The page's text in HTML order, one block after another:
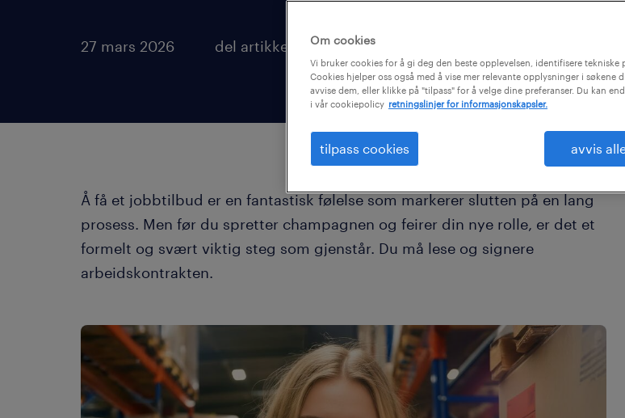
27 mars 2026 del artikkel:
Å få et jobbtilbud er en fantastisk følelse som markerer slutten på en lang
prosess. Men før du spretter champagnen og feirer din nye rolle, er det et
formelt og svært viktig steg som gjenstår. Du må lese og signere
arbeidskontrakten.
Om cookies
Vi bruker cookies for å gi deg den beste opplevelsen, identifisere tekniske
Cookies hjelper oss også med å vise mer relevante opplysninger i søkene
avvise dem, eller klikke på "tilpass" for å velge dine preferanser. Du kan
i vår cookiepolicy retningslinjer for informasjonskapsler.
tilpass cookies avvis